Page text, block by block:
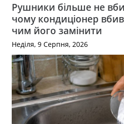
Рушники більше не
чому кондиціонер
чим його замінити
Неділя, 9 Серпня, 2026